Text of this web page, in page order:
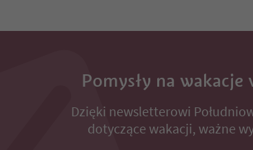
Pomysły na
Dzięki newsletterowi
dotyczące wakacji, ważne